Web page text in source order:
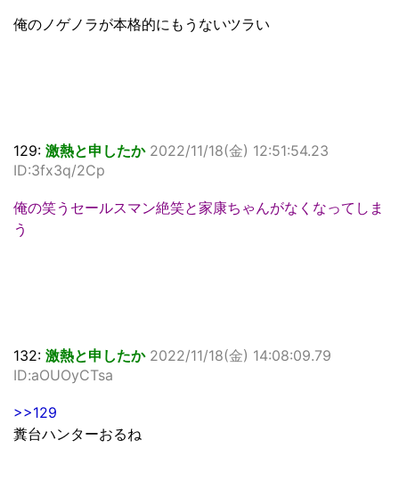
俺のノゲノラが本格的にもうないツラい
129: 激熱と申したか 2022/11/18(金) 12:51:54.23
ID:3fx3q/2Cp
俺の笑うセールスマン絶笑と家康ちゃんがなくなってしま
う
132: 激熱と申したか 2022/11/18(金) 14:08:09.79
ID:aOUOyCTsa
>>129
糞台ハンターおるね